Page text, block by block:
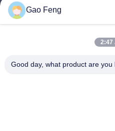
suli@sulidry.com
Gao Feng
2:47
Good day, what product are you